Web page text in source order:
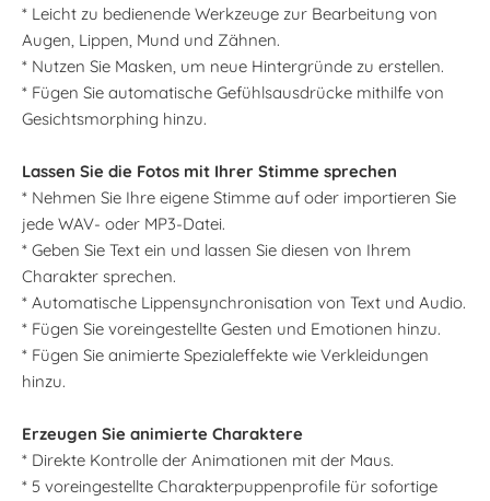
* Leicht zu bedienende Werkzeuge zur Bearbeitung von
Augen, Lippen, Mund und Zähnen.
* Nutzen Sie Masken, um neue Hintergründe zu erstellen.
* Fügen Sie automatische Gefühlsausdrücke mithilfe von
Gesichtsmorphing hinzu.
Lassen Sie die Fotos mit Ihrer Stimme sprechen
* Nehmen Sie Ihre eigene Stimme auf oder importieren Sie
jede WAV- oder MP3-Datei.
* Geben Sie Text ein und lassen Sie diesen von Ihrem
Charakter sprechen.
* Automatische Lippensynchronisation von Text und Audio.
* Fügen Sie voreingestellte Gesten und Emotionen hinzu.
* Fügen Sie animierte Spezialeffekte wie Verkleidungen
hinzu.
Erzeugen Sie animierte Charaktere
* Direkte Kontrolle der Animationen mit der Maus.
* 5 voreingestellte Charakterpuppenprofile für sofortige